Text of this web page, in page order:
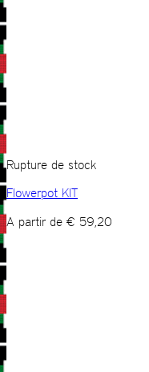
Rupture de stock
Flowerpot KIT
A partir de € 59,20